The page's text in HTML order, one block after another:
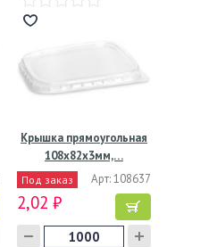
Крышка прямоугольная
108x82х3мм,…
Под заказ Арт: 108637
2,02 ₽